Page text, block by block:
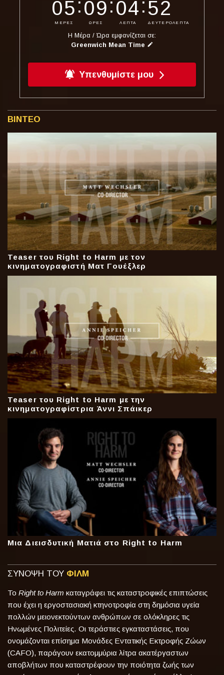
05
ΜΕΡΕΣ
:09
ΩΡΕΣ
:04
ΛΕΠΤΑ
:51
ΔΕΥΤΕΡΟΛΕΠΤΑ
Η Μέρα / Ώρα εμφανίζεται σε:
Greenwich Mean Time
Υπενθυμίστε μου
ΒΙΝΤΕΟ
Teaser του Right to Harm με τον
κινηματογραφιστή Ματ Γουέξλερ
Teaser του Right to Harm με την
κινηματογραφίστρια Άννι Σπάικερ
Μια Διεισδυτική Ματιά στο Right to Harm
ΣΥΝΟΨΗ ΤΟΥ ΦΙΛΜ
Το Right to Harm καταγράφει τις καταστροφικές επιπτώσεις
που έχει η εργοστασιακή κτηνοτροφία στη δημόσια υγεία
πολλών μειονεκτούντων ανθρώπων σε ολόκληρες τις
Ηνωμένες Πολιτείες. Οι τεράστιες εγκαταστάσεις, που
ονομάζονται επίσημα Μονάδες Εντατικής Εκτροφής Ζώων
(CAFO), παράγουν εκατομμύρια λίτρα ακατέργαστων
αποβλήτων που καταστρέφουν την ποιότητα ζωής των